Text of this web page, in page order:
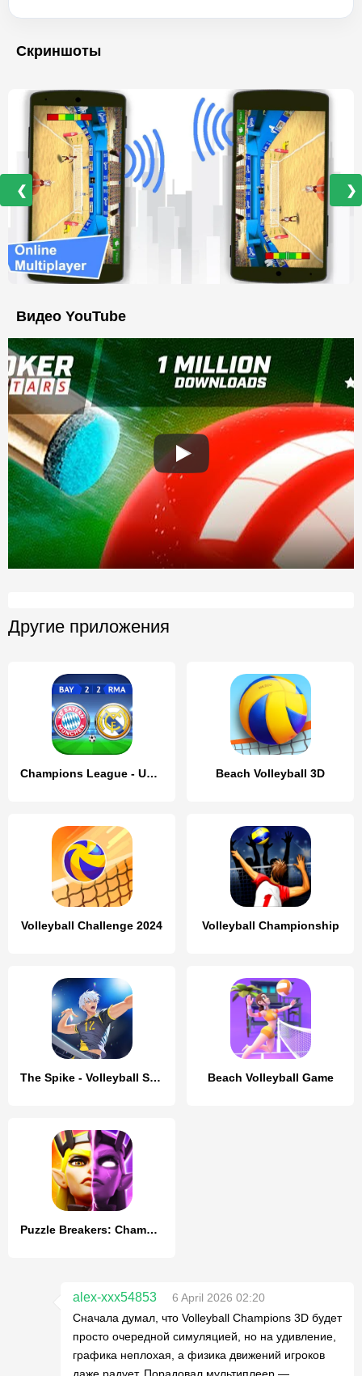
Скриншоты
❮ ❯
Видео YouTube
Другие приложения
Champions League - UEFA Game Beach Volleyball 3D
Volleyball Challenge 2024 Volleyball Championship
The Spike - Volleyball Story Beach Volleyball Game
Puzzle Breakers: Champions War
alex-xxx54853
6 April 2026 02:20
Сначала думал, что Volleyball Champions 3D будет
просто очередной симуляцией, но на удивление,
графика неплохая, а физика движений игроков